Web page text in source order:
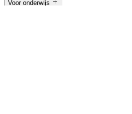
Voor onderwijs